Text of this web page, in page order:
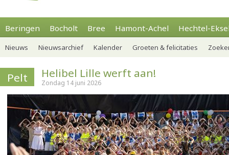
Beringen Bocholt Bree Hamont-Achel Hechtel-
Nieuws Nieuwsarchief Kalender Groeten & felicitaties
Pelt Helibel Lille werft aan!
Zondag 14 juni 2026